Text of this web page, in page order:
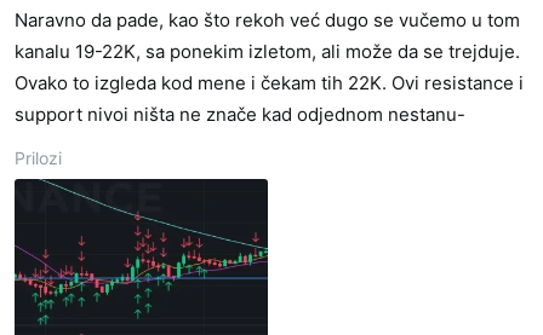
j
:
Naravno da pade, kao što rekoh već dugo se vučemo u tom
kanalu 19-22K, sa ponekim izletom, ali može da se trejduje.
Ovako to izgleda kod mene i čekam tih 22K. Ovi resistance i
support nivoi ništa ne znače kad odjednom nestanu-
Prilozi